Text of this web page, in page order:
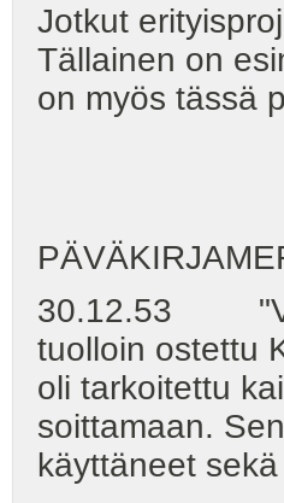
Jotkut
Tällainen on
on myös tässä
30.12.53
tuolloin ostettu
oli tarkoitettu
soittamaan.
käyttäneet